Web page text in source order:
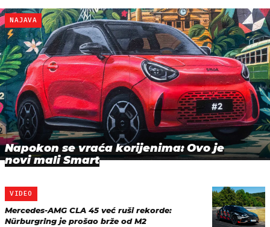
NAJAVA
Napokon se vraća korijenima: Ovo je
novi mali Smart
VIDEO
Mercedes-AMG CLA 45 već ruši rekorde:
Nürburgring je prošao brže od M2